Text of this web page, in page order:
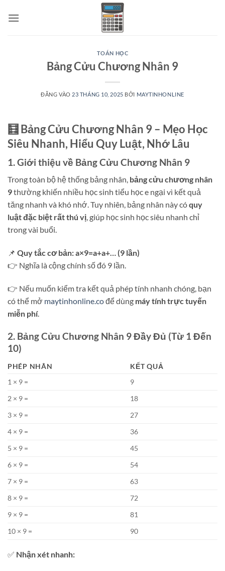
qua
TOÁN HỌC
Bảng Cửu Chương Nhân 9
ĐĂNG VÀO 23 THÁNG 10, 2025 BỞI MAYTINHONLINE
🧮 Bảng Cửu Chương Nhân 9 – Mẹo Học
Siêu Nhanh, Hiểu Quy Luật, Nhớ Lâu
1. Giới thiệu về Bảng Cửu Chương Nhân 9
Trong toàn bộ hệ thống bảng nhân, bảng cửu chương nhân
9thường khiến nhiều học sinh tiểu học e ngại vì kết quả
tăng nhanh và khó nhớ. Tuy nhiên, bảng nhân này cóquy
luật đặc biệt rất thú vị, giúp học sinh học siêu nhanh chỉ
trong vài buổi.
📌 Quy tắc cơ bản: a×9=a+a+… (9 lần)
👉 Nghĩa là cộng chính số đó 9 lần.
👉 Nếu muốn kiểm tra kết quả phép tính nhanh chóng, bạn
có thể mở maytinhonline.cođể dùng máy tính trực tuyến
miễn phí.
2. Bảng Cửu Chương Nhân 9 Đầy Đủ (Từ 1 Đến
10)
PHÉP NHÂN
KẾT QUẢ
1 × 9 =
9
2 × 9 =
18
3 × 9 =
27
4 × 9 =
36
5 × 9 =
45
6 × 9 =
54
7 × 9 =
63
8 × 9 =
72
9 × 9 =
81
10 × 9 =
90
✅ Nhận xét nhanh: